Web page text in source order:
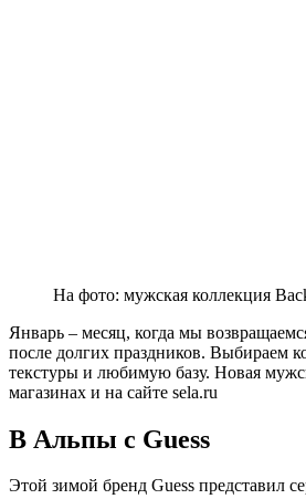
На фото: мужская коллекция
Январь – месяц, когда мы
после долгих праздников. Выбираем
текстуры и любимую базу. Новая
магазинах и на сайте sela.ru
В Альпы с Guess
Этой зимой бренд Guess представил